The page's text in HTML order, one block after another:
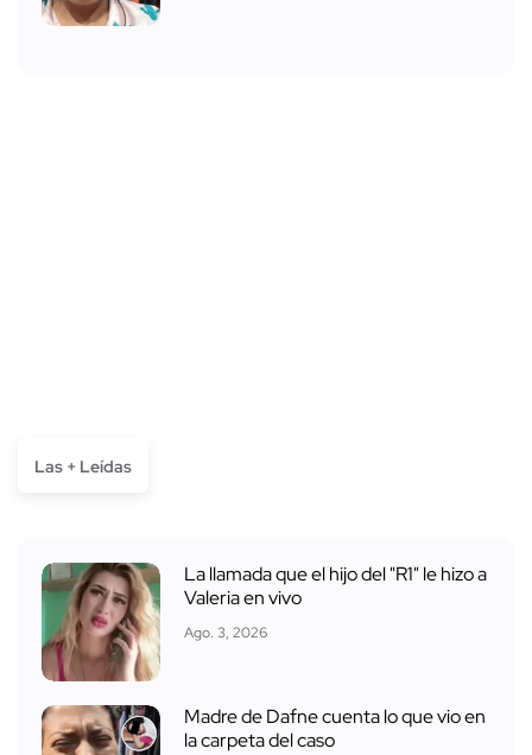
Las + Leídas
La llamada que el hijo del "R1" le hizo a
Valeria en vivo
Ago. 3, 2026
Madre de Dafne cuenta lo que vio en
la carpeta del caso